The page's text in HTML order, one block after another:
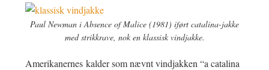
Paul Newman i Absence of Malice (1981) iført catalina-jakke
med strikkrave, nok en klassisk vindjakke.
Amerikanernes kalder som nævnt vindjakken “a catalina